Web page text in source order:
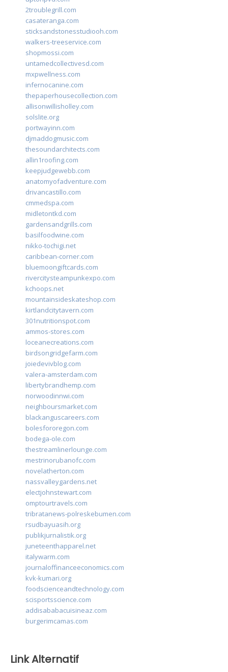
2troublegrill.com
casateranga.com
sticksandstonesstudiooh.com
walkers-treeservice.com
shopmossi.com
untamedcollectivesd.com
mxpwellness.com
infernocanine.com
thepaperhousecollection.com
allisonwillisholley.com
solslite.org
portwayinn.com
djmaddogmusic.com
thesoundarchitects.com
allin1roofing.com
keepjudgewebb.com
anatomyofadventure.com
drivancastillo.com
cmmedspa.com
midletontkd.com
gardensandgrills.com
basilfoodwine.com
nikko-tochigi.net
caribbean-corner.com
bluemoongiftcards.com
rivercitysteampunkexpo.com
kchoops.net
mountainsideskateshop.com
kirtlandcitytavern.com
301nutritionspot.com
ammos-stores.com
loceanecreations.com
birdsongridgefarm.com
joiedevivblog.com
valera-amsterdam.com
libertybrandhemp.com
norwoodinnwi.com
neighboursmarket.com
blackanguscareers.com
bolesfororegon.com
bodega-ole.com
thestreamlinerlounge.com
mestrinorubanofc.com
novelatherton.com
nassvalleygardens.net
electjohnstewart.com
omptourtravels.com
tribratanews-polreskebumen.com
rsudbayuasih.org
publikjurnalistik.org
juneteenthapparel.net
italywarm.com
journaloffinanceeconomics.com
kvk-kumari.org
foodscienceandtechnology.com
scisportsscience.com
addisababacuisineaz.com
burgerimcamas.com
Link Alternatif